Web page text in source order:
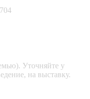
Уточняйте у
на выставку.